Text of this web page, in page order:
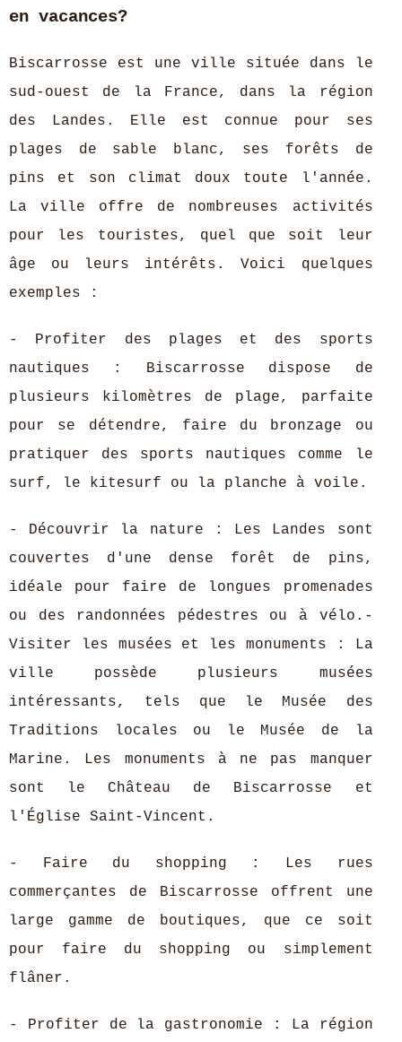
en vacances?
Biscarrosse est une ville située dans le
sud-ouest de la France, dans la région
des Landes. Elle est connue pour ses
plages de sable blanc, ses forêts de
pins et son climat doux toute l'année.
La ville offre de nombreuses activités
pour les touristes, quel que soit leur
âge ou leurs intérêts. Voici quelques
exemples :
- Profiter des plages et des sports
nautiques : Biscarrosse dispose de
plusieurs kilomètres de plage, parfaite
pour se détendre, faire du bronzage ou
pratiquer des sports nautiques comme le
surf, le kitesurf ou la planche à voile.
- Découvrir la nature : Les Landes sont
couvertes d'une dense forêt de pins,
idéale pour faire de longues promenades
ou des randonnées pédestres ou à vélo.-
Visiter les musées et les monuments : La
ville possède plusieurs musées
intéressants, tels que le Musée des
Traditions locales ou le Musée de la
Marine. Les monuments à ne pas manquer
sont le Château de Biscarrosse et
l'Église Saint-Vincent.
- Faire du shopping : Les rues
commerçantes de Biscarrosse offrent une
large gamme de boutiques, que ce soit
pour faire du shopping ou simplement
flâner.
- Profiter de la gastronomie : La région